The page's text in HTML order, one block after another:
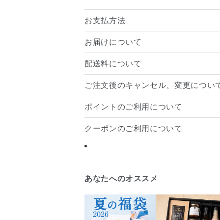
お支払方法
お届けについて
配送料について
ご注文後のキャンセル、変更につい
ポイントのご利用について
クーポンのご利用について
あなたへのオススメ